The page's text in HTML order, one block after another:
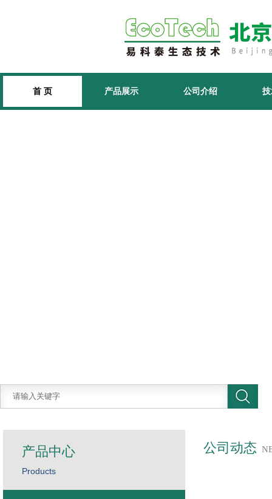
首 页 产品展示 公司介绍
公司动态
产品中心
Products